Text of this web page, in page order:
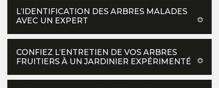
L’IDENTIFICATION DES ARBRES MALADES
AVEC UN EXPERT
CONFIEZ L’ENTRETIEN DE VOS ARBRES
FRUITIERS À UN JARDINIER EXPÉRIMENTÉ